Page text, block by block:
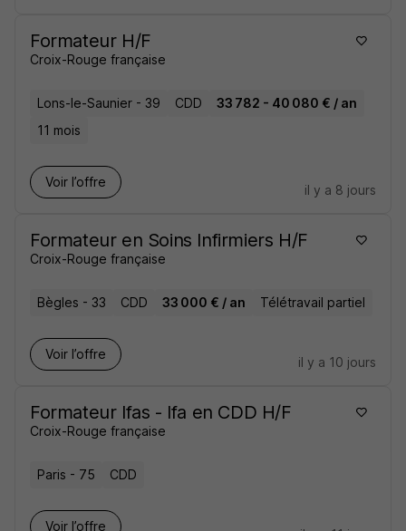
Formateur H/F
Croix-Rouge française
Lons-le-Saunier - 39 CDD
33 782 - 40 080 € / an
11 mois
Voir l’offre
il y a 8 jours
Formateur en Soins Infirmiers H/F
Croix-Rouge française
Bègles - 33 CDD 33 000 € / an Télétravail partiel
Voir l’offre
il y a 10 jours
Formateur Ifas - Ifa en CDD H/F
Croix-Rouge française
Paris - 75 CDD
Voir l’offre